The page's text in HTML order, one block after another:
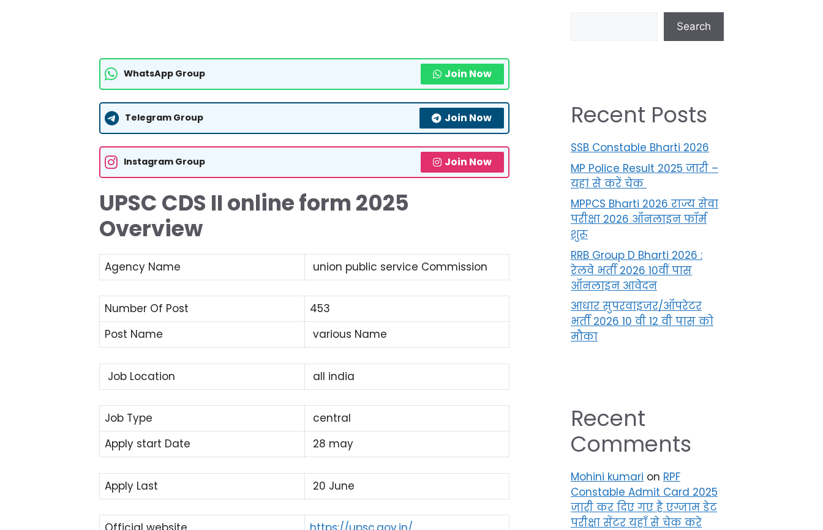
WhatsApp Group Join Now
Telegram Group Join Now
Instagram Group Join Now
UPSC CDS II online form 2025
Overview
Agency Name union public service Commission
Number Of Post
453
Post Name
various Name
Job Location all india
Job Type
central
Apply start Date
28 may
Apply Last 20 June
Search
Recent Posts
SSB Constable Bharti 2026
MP Police Result 2025 जारी –
यहां से करें चेक
MPPCS Bharti 2026 राज्य सेवा
परीक्षा 2026 ऑनलाइन फॉर्म
शुरू
RRB Group D Bharti 2026 :
रेलवे भर्ती 2026 10वीं पास
ऑनलाइन आवेदन
आधार सुपरवाइजर/ऑपरेटर
भर्ती 2026 10 वी 12 वी पास को
मौका
Recent
Comments
Mohini kumari on RPF
Constable Admit Card 2025
जारी कर दिए गए है एग्जाम डेट
परीक्षा सेंटर यहाँ से चेक करे